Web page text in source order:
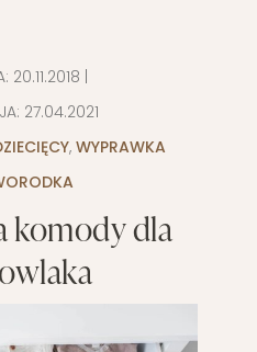
20.11.2018
27.04.2021
, WYPRAWKA
komody dla